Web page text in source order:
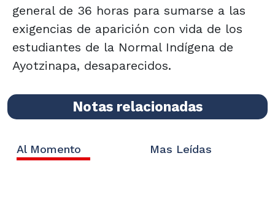
general de 36 horas para sumarse a las
exigencias de aparición con vida de los
estudiantes de la Normal Indígena de
Ayotzinapa, desaparecidos.
Notas relacionadas
Al Momento Mas Leídas